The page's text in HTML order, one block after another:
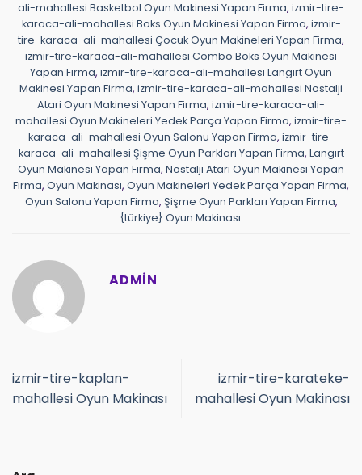
ali-mahallesi Basketbol Oyun Makinesi Yapan Firma, izmir-tire-
karaca-ali-mahallesi Boks Oyun Makinesi Yapan Firma, izmir-
tire-karaca-ali-mahallesi Çocuk Oyun Makineleri Yapan Firma,
izmir-tire-karaca-ali-mahallesi Combo Boks Oyun Makinesi
Yapan Firma, izmir-tire-karaca-ali-mahallesi Langırt Oyun
Makinesi Yapan Firma, izmir-tire-karaca-ali-mahallesi Nostalji
Atari Oyun Makinesi Yapan Firma, izmir-tire-karaca-ali-
mahallesi Oyun Makineleri Yedek Parça Yapan Firma, izmir-tire-
karaca-ali-mahallesi Oyun Salonu Yapan Firma, izmir-tire-
karaca-ali-mahallesi Şişme Oyun Parkları Yapan Firma, Langırt
Oyun Makinesi Yapan Firma, Nostalji Atari Oyun Makinesi Yapan
Firma, Oyun Makinası, Oyun Makineleri Yedek Parça Yapan Firma,
Oyun Salonu Yapan Firma, Şişme Oyun Parkları Yapan Firma,
{türkiye} Oyun Makinası.
ADMIN
izmir-tire-kaplan-
mahallesi Oyun Makinası
izmir-tire-karateke-
mahallesi Oyun Makinası